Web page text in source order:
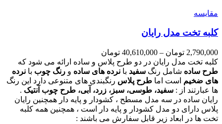
مقایسه
کلبه تخت مدل رایان
2,790,000 تومان –
40,610,000 تومان
کلبه تخت مدل رایان در دو طرح پلاس و ساده ارائه می شود که
طرح ساده شامل رنگ سفید با نرده های ساده و رنگ چوب با نرده
های ضخیم است اما طرح پلاس رنگبندی های متنوعی دارد این رنگ
ها عبارتند از : سفید، طوسی، سبز، زرد، آبی، طرح چوب آنتیک .
رایان ساده در سه مدل مسطح ، کشودار و پایه دار همچنین رایان
پلاس دارای دو مدل کشودار و پایه دار است ، همچنین همه کلبه
تخت ها در ابعاد زیر قابل سفارش می باشند :